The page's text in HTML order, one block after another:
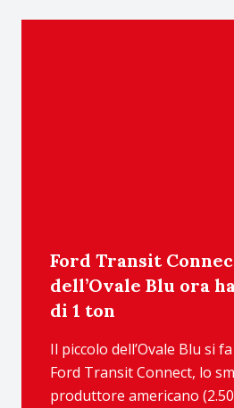
Ford Transit
dell’Ovale Blu ora
di 1 ton
Il piccolo dell’Ovale Blu si
Ford Transit Connect, lo
produttore americano